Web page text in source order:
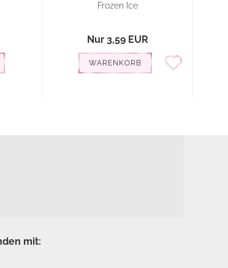
Frozen Ice
Nur 3,59 EUR
WARENKORB
mit: